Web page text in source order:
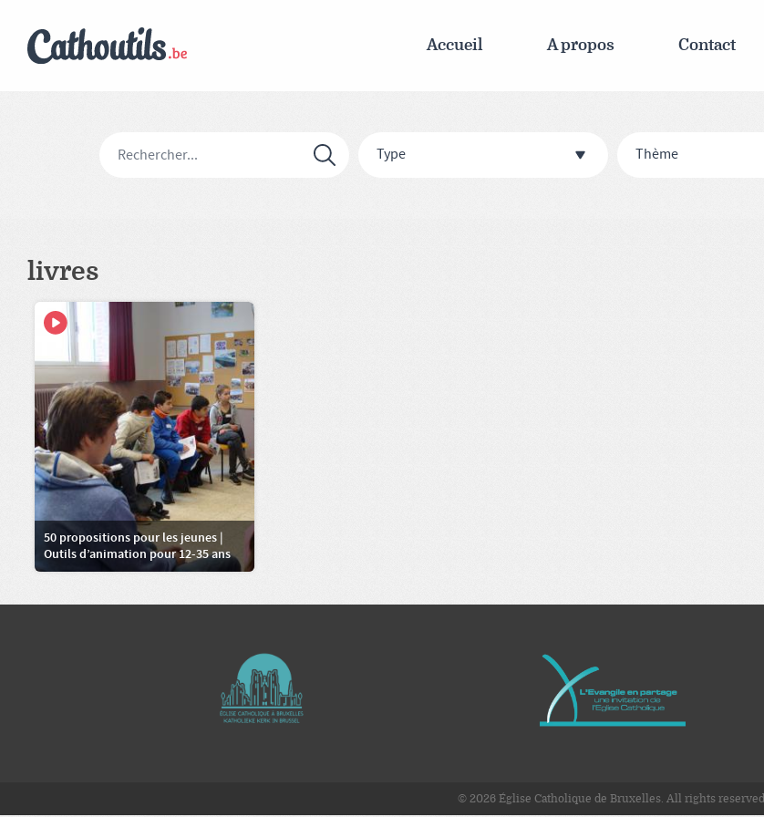
Accueil A propos Contact
Type Thème
livres
50 propositions pour les jeunes |
Outils d’animation pour 12-35 ans
© 2026 Église Catholique de Bruxelles. All rights reserved.